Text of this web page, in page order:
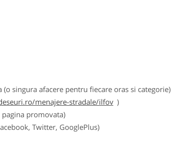
singura afacere pentru fiecare oras si categorie)
menajere-stradale/ilfov )
promovata)
Twitter, GooglePlus)